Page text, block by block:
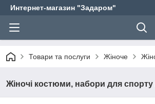
Интернет-магазин "Задаром"
Товари та послуги Жіноче
Жіночі костюми, набори для